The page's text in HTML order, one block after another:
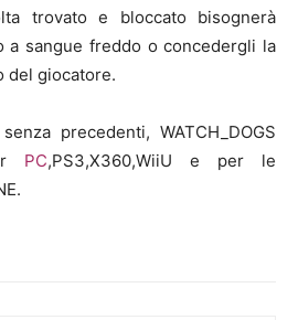
trovato e bloccato bisognerà
a sangue freddo o concedergli la
del giocatore.
precedenti, WATCH_DOGS
PC,PS3,X360,WiiU e per le